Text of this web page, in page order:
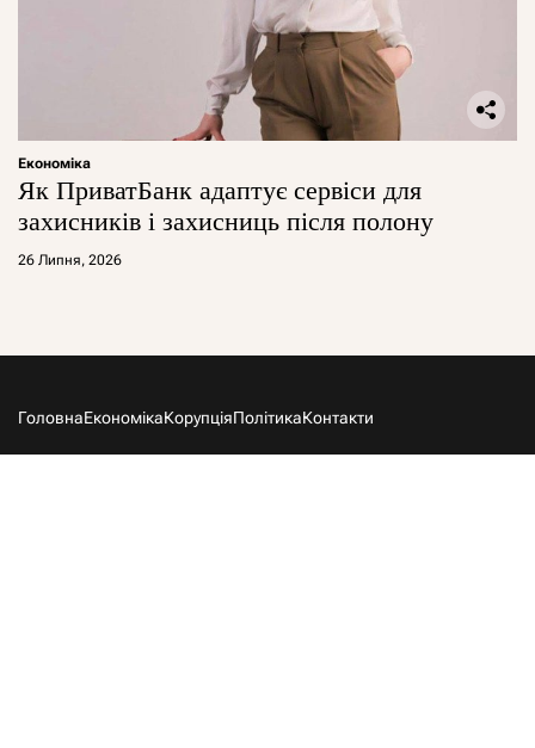
Економіка
Як ПриватБанк адаптує сервіси для
захисників і захисниць після полону
26 Липня, 2026
ГоловнаЕкономікаКорупціяПолітикаКонтакти